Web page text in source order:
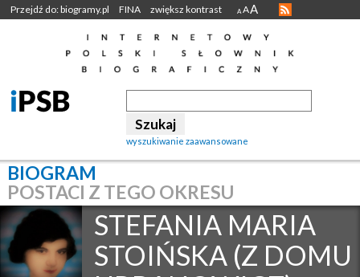
Przejdź do: biogramy.pl FINA zwiększ kontrast A AA
wyszukiwanie zaawansowane
BIOGRAM
POSTACI Z TEGO OKRESU
STEFANIA MARIA
STOIŃSKA (Z DOMU